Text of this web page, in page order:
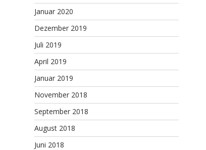
Januar 2020
Dezember 2019
Juli 2019
April 2019
Januar 2019
November 2018
September 2018
August 2018
Juni 2018